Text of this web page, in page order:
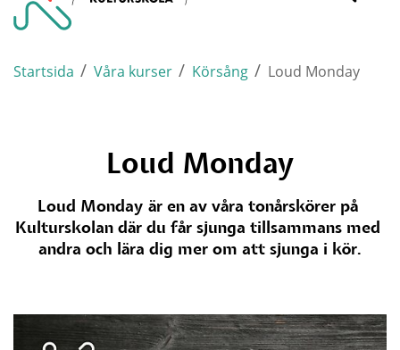
Startsida / Våra kurser / Körsång / Loud Monday
Loud Monday
Loud Monday är en av våra tonårskörer på
Kulturskolan där du får sjunga tillsammans med
andra och lära dig mer om att sjunga i kör.